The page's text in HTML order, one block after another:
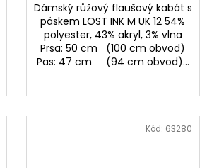
Dámský růžový flaušový kabát s
páskem LOST INK M UK 12 54%
polyester, 43% akryl, 3% vlna
Prsa: 50 cm (100 cm obvod)
Pas: 47 cm (94 cm obvod)...
Kód: 63280